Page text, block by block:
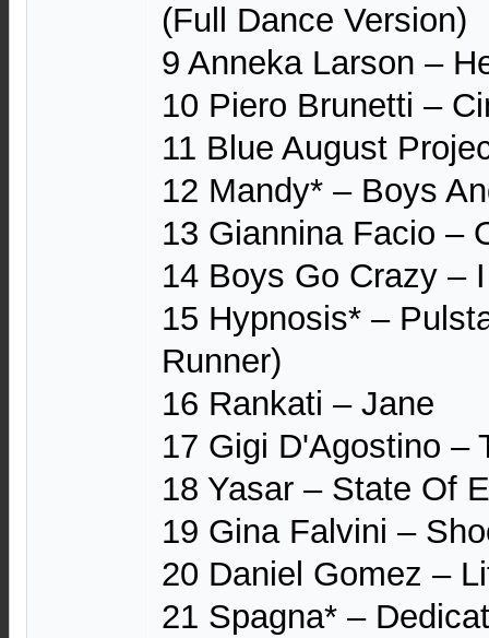
(Full Dance Version)
9 Anneka Larson ‎–
10 Piero Brunetti ‎–
11 Blue August
12 Mandy* ‎– Boys
13 Giannina Facio ‎–
14 Boys Go Crazy ‎–
15 Hypnosis* ‎–
Runner)
16 Rankati ‎– Jane
17 Gigi D'Agostino ‎–
18 Yasar ‎– State Of
19 Gina Falvini ‎–
20 Daniel Gomez ‎–
21 Spagna* ‎–